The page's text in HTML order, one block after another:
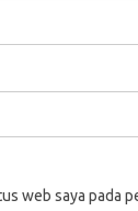
web saya pada